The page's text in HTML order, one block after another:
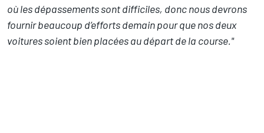
où les dépassements sont difficiles, donc nous devrons
fournir beaucoup d’efforts demain pour que nos deux
voitures soient bien placées au départ de la course."